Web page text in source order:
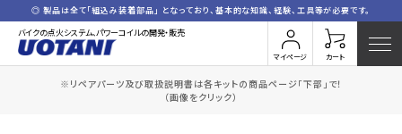
バイクの点火システム、パワーコイルの開発・販売
マイページ カート
◎ 製品は全て「組込み装着部品」 となっており、基本的な知識、経験、工具等が必要です。
※リペアパーツ及び取扱説明書は各キットの商品ページ「下部」で！
（画像をクリック）
全商品一覧 K.GPZ1100(コードセット付)